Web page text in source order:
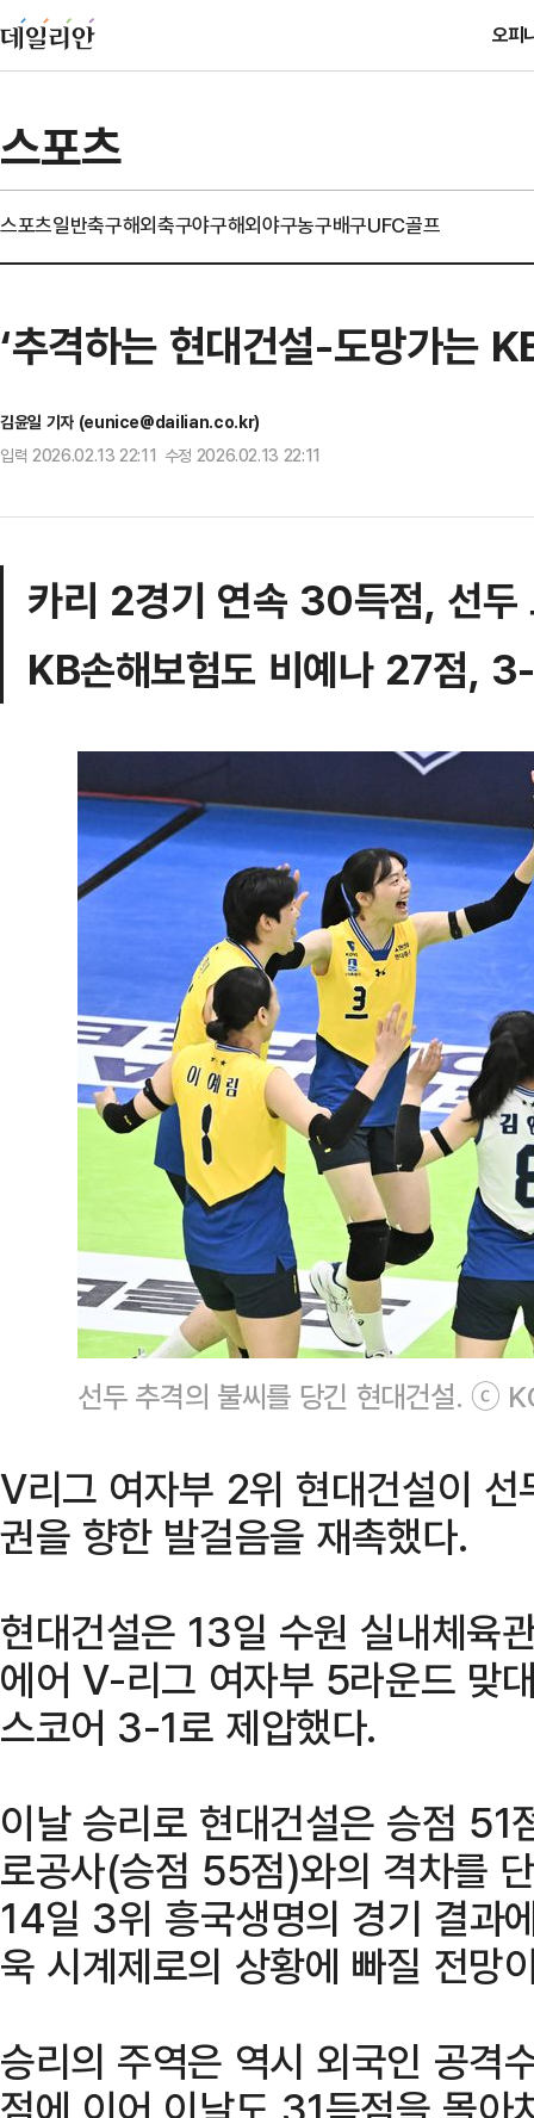
오피
스포츠
스포츠일반축구해외축구야구해외야구농구배구UFC골프
‘추격하는 현대건설-도망가는
김윤일 기자 (eunice@dailian.co.kr)
입력 2026.02.13 22:11 수정 2026.02.13 22:11
카리 2경기 연속 30득점, 선두
KB손해보험도 비예나 27점,
선두 추격의 불씨를 당긴 현대건설. ⓒ
V리그 여자부 2위 현대건설이
권을 향한 발걸음을 재촉했다.
현대건설은 13일 수원 실내체
에어 V-리그 여자부 5라운드 맞
스코어 3-1로 제압했다.
이날 승리로 현대건설은 승점
로공사(승점 55점)와의 격차를
14일 3위 흥국생명의 경기 결과
욱 시계제로의 상황에 빠질 전망
승리의 주역은 역시 외국인 공격